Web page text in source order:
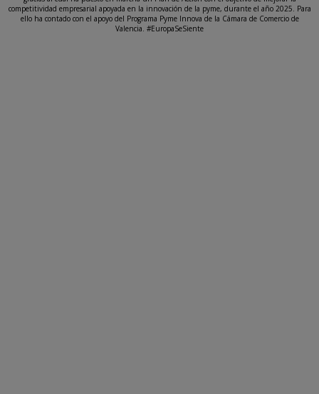
competitividad empresarial apoyada en la innovación de la pyme, durante el año 2025. Para
ello ha contado con el apoyo del Programa Pyme Innova de la Cámara de Comercio de
Valencia. #EuropaSeSiente